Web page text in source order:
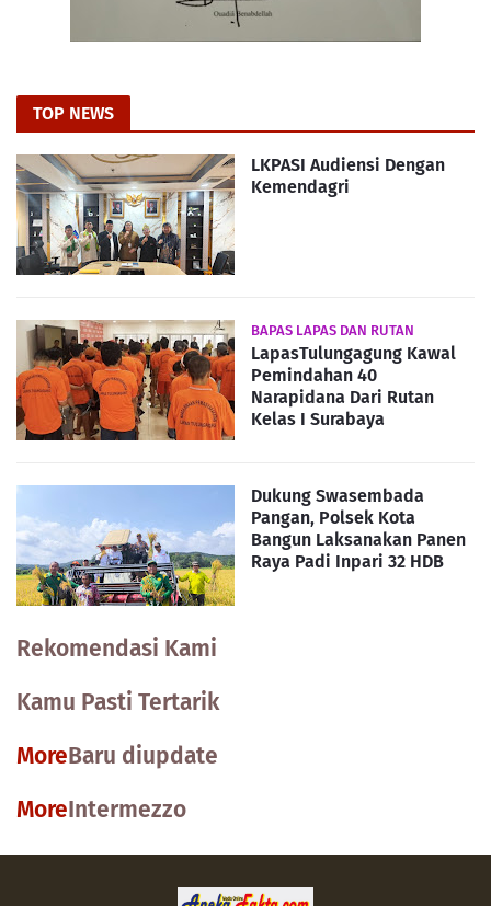
TOP NEWS
LKPASI Audiensi Dengan
Kemendagri
BAPAS LAPAS DAN RUTAN
LapasTulungagung Kawal
Pemindahan 40
Narapidana Dari Rutan
Kelas I Surabaya
Dukung Swasembada
Pangan, Polsek Kota
Bangun Laksanakan Panen
Raya Padi Inpari 32 HDB
Rekomendasi Kami
Kamu Pasti Tertarik
MoreBaru diupdate
MoreIntermezzo